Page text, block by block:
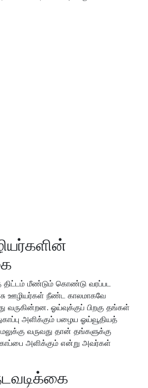
திட்டம் மீண்டும் கொண்டு வரப்பட
ஊழியர்கள் நீண்ட காலமாகவே
வருகின்றன. ஓய்வுக்குப் பிறகு தங்கள்
அளிக்கும் பழைய ஓய்வூதியத்
வருவது தான் தங்களுக்கு
அளிக்கும் என்று அவர்கள்